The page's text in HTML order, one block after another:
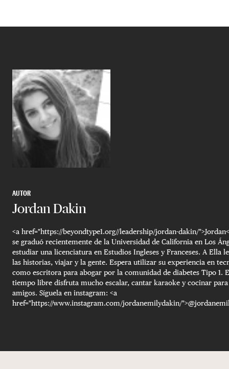
AUTOR
Jordan Dakin
<a href="https://beyondtype1.org//leadership/jordan-dakin/
se graduó recientemente de la Universidad de California en Los
estudiar una licenciatura en Estudios Ingleses y Franceses. A Ella
las historias, viajar y la gente. Espera utilizar su experiencia en
como escritora para abogar por la comunidad de diabetes Tipo 1.
tiempo libre disfruta mucho escalar, cantar karaoke y cocinar para
amigos. Síguela en instagram: <a
href="https://www.instagram.com/jordanemilydakin/